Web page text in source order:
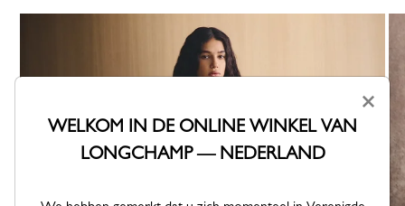
×
WELKOM IN DE ONLINE WINKEL VAN
LONGCHAMP — NEDERLAND